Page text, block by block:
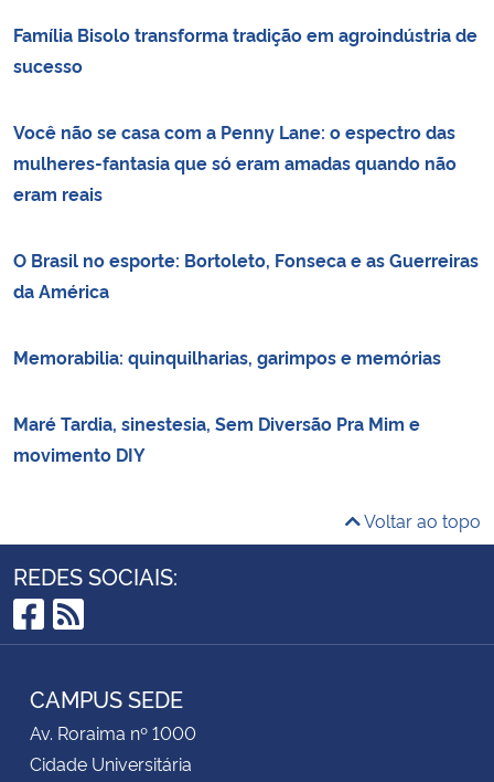
Família Bisolo transforma tradição em agroindústria de
sucesso
Você não se casa com a Penny Lane: o espectro das
mulheres-fantasia que só eram amadas quando não
eram reais
O Brasil no esporte: Bortoleto, Fonseca e as Guerreiras
da América
Memorabilia: quinquilharias, garimpos e memórias
Maré Tardia, sinestesia, Sem Diversão Pra Mim e
movimento DIY
Voltar ao topo
REDES SOCIAIS:
Facebook
RSS
CAMPUS SEDE
Av. Roraima nº 1000
Cidade Universitária